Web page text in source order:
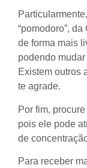
“pomodoro”,
de forma mais
podendo
Existem outros
te agrade.
Por fim, procure
pois ele pode
de
Para receber